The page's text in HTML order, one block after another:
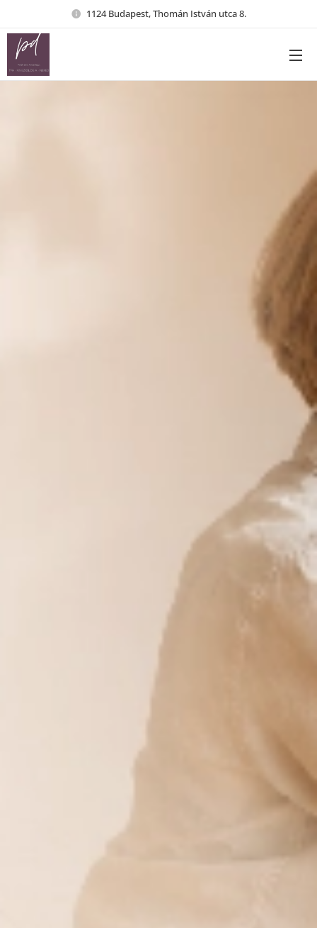
1124 Budapest, Thomán István utca 8.